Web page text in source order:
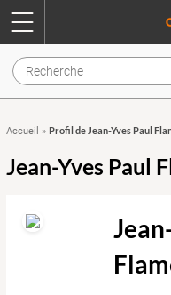
Accueil » Profil de Jean-Yves Paul
Jean-Yves Paul